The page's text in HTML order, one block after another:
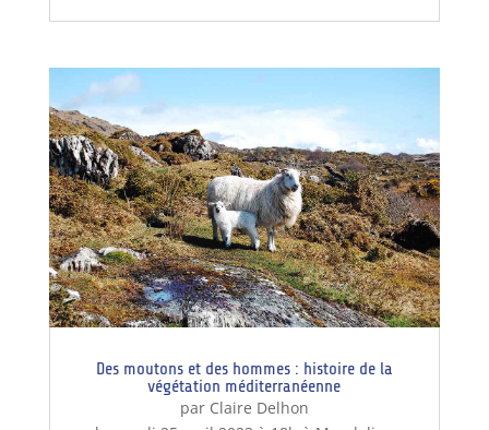
Des moutons et des hommes : histoire de la
végétation méditerranéenne
par Claire Delhon